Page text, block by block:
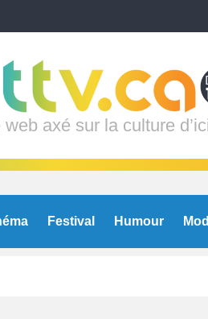
axé sur la culture
Festival Humour